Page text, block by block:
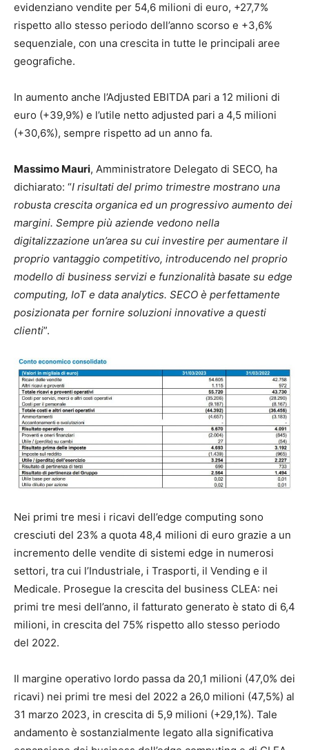
evidenziano vendite per 54,6 milioni di euro, +27,7%
rispetto allo stesso periodo dell’anno scorso e +3,6%
sequenziale, con una crescita in tutte le principali aree
geografiche.
In aumento anche l’Adjusted EBITDA pari a 12 milioni di
euro (+39,9%) e l’utile netto adjusted pari a 4,5 milioni
(+30,6%), sempre rispetto ad un anno fa.
Massimo Mauri, Amministratore Delegato di SECO, ha
dichiarato: “I risultati del primo trimestre mostrano una
robusta crescita organica ed un progressivo aumento dei
margini. Sempre più aziende vedono nella
digitalizzazione un’area su cui investire per aumentare il
proprio vantaggio competitivo, introducendo nel proprio
modello di business servizi e funzionalità basate su edge
computing, IoT e data analytics. SECO è perfettamente
posizionata per fornire soluzioni innovative a questi
clienti”.
Nei primi tre mesi i ricavi dell’edge computing sono
cresciuti del 23% a quota 48,4 milioni di euro grazie a un
incremento delle vendite di sistemi edge in numerosi
settori, tra cui l’Industriale, i Trasporti, il Vending e il
Medicale. Prosegue la crescita del business CLEA: nei
primi tre mesi dell’anno, il fatturato generato è stato di 6,4
milioni, in crescita del 75% rispetto allo stesso periodo
del 2022.
Il margine operativo lordo passa da 20,1 milioni (47,0% dei
ricavi) nei primi tre mesi del 2022 a 26,0 milioni (47,5%) al
31 marzo 2023, in crescita di 5,9 milioni (+29,1%). Tale
andamento è sostanzialmente legato alla significativa